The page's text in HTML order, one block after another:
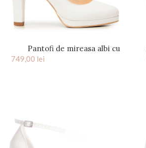
Pantofi de mireasa albi cu
platforma si toc gros Elsa
749,00 lei